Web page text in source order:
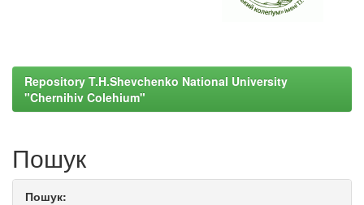
Repository T.H.Shevchenko National University
"Chernihiv Colehium"
Пошук
Пошук: